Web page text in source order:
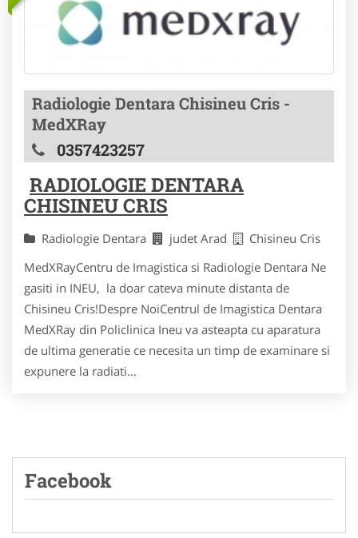
Radiologie Dentara Chisineu Cris -
MedXRay
0357423257
RADIOLOGIE DENTARA
CHISINEU CRIS
Radiologie Dentara judet Arad
Chisineu Cris
MedXRayCentru de Imagistica si Radiologie Dentara Ne
gasiti in INEU, la doar cateva minute distanta de
Chisineu Cris!Despre NoiCentrul de Imagistica Dentara
MedXRay din Policlinica Ineu va asteapta cu aparatura
de ultima generatie ce necesita un timp de examinare si
expunere la radiati...
Facebook